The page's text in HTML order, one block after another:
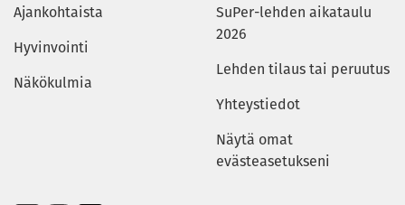
Ajankohtaista
Hyvinvointi
Näkökulmia
SuPer-lehden aikataulu
2026
Lehden tilaus tai peruutus
Yhteystiedot
Näytä omat
evästeasetukseni